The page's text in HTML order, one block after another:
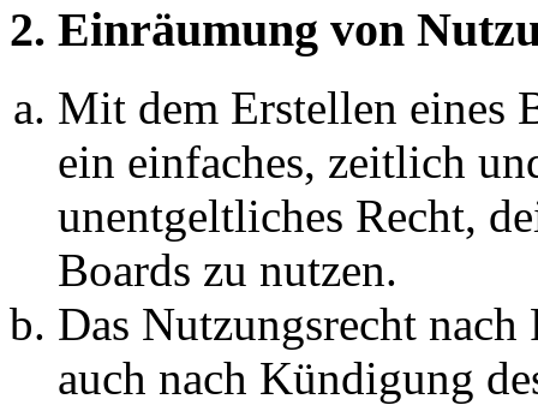
2. Einräumung von
Mit dem Erstellen eines
ein einfaches, zeitlich
unentgeltliches Recht,
Boards zu nutzen.
Das Nutzungsrecht
auch nach Kündigung